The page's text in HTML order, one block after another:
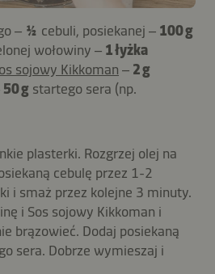
– ½ cebuli, posiekanej – 100 g
wołowiny – 1 łyżka
sojowy Kikkoman – 2 g
50 g startego sera (np.
plasterki. Rozgrzej olej na
cebulę przez 1-2
i smaż przez kolejne 3 minuty.
i Sos sojowy Kikkoman i
brązowieć. Dodaj posiekaną
sera. Dobrze wymieszaj i